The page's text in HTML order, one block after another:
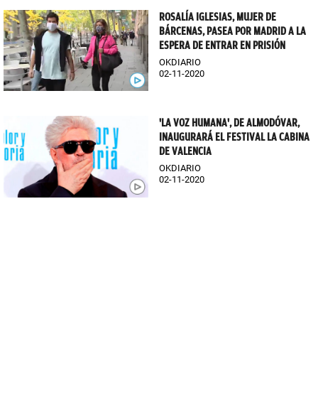
ROSALÍA IGLESIAS, MUJER DE
BÁRCENAS, PASEA POR MADRID A LA
ESPERA DE ENTRAR EN PRISIÓN
OKDIARIO
02-11-2020
'LA VOZ HUMANA', DE ALMODÓVAR,
INAUGURARÁ EL FESTIVAL LA CABINA
DE VALENCIA
OKDIARIO
02-11-2020